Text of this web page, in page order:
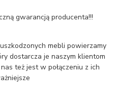
gwarancją producenta!!!
mebli powierzamy
dostarcza je naszym klientom
też jest w połączeniu z ich